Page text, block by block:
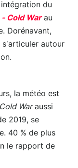
du
- Cold Warau
Dorénavant,
autour
la météo est
Waraussi
2019, se
40 % de plus
le rapport de